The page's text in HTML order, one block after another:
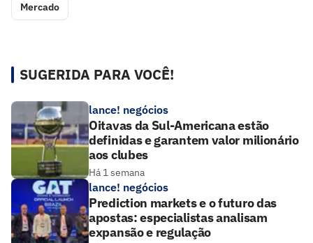
Mercado
SUGERIDA PARA VOCÊ!
lance! negócios
Oitavas da Sul-Americana estão
definidas e garantem valor milionário
aos clubes
Há 1 semana
lance! negócios
Prediction markets e o futuro das
apostas: especialistas analisam
expansão e regulação